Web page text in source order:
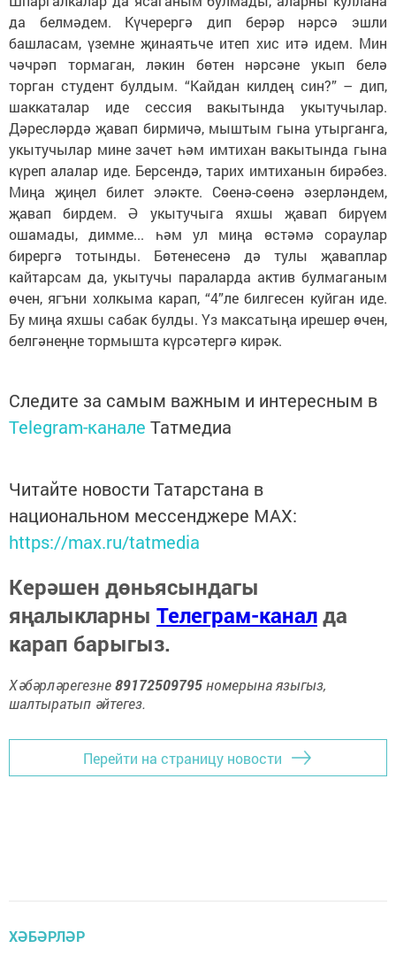
да белмәдем. Күчерергә дип берәр нәрсә эшли
башласам, үземне җинаятьче итеп хис итә идем. Мин
чәчрәп тормаган, ләкин бөтен нәрсәне укып белә
торган студент булдым. “Кайдан килдең син?” – дип,
шаккаталар иде сессия вакытында укытучылар.
Дәресләрдә җавап бирмичә, мыштым гына утырганга,
укытучылар мине зачет һәм имтихан вакытында гына
күреп алалар иде. Берсендә, тарих имтиханын бирәбез.
Миңа җиңел билет эләкте. Сөенә-сөенә әзерләндем,
җавап бирдем. Ә укытучыга яхшы җавап бирүем
ошамады, димме... һәм ул миңа өстәмә сораулар
бирергә тотынды. Бөтенесенә дә тулы җаваплар
кайтарсам да, укытучы параларда актив булмаганым
өчен, ягъни холкыма карап, “4”ле билгесен куйган иде.
Бу миңа яхшы сабак булды. Үз максатыңа ирешер өчен,
белгәнеңне тормышта күрсәтергә кирәк.
Следите за самым важным и интересным в
Telegram-канале Татмедиа
Читайте новости Татарстана в
национальном мессенджере MАХ:
https://max.ru/tatmedia
Керәшен дөньясындагы
яңалыкларны Телеграм-каналда
карап барыгыз.
Хәбәрләрегезне89172509795номерына языгыз,
шалтыратып әйтегез.
Перейти на страницу новости
ХӘБӘРЛӘР